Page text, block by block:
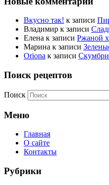
Вкусно так! к записи
Владимир к записи
Елена к записи Ржаной
Марина к записи
Oriona к записи
Поиск рецептов
Поиск
Меню
Главная
О сайте
Контакты
Рубрики